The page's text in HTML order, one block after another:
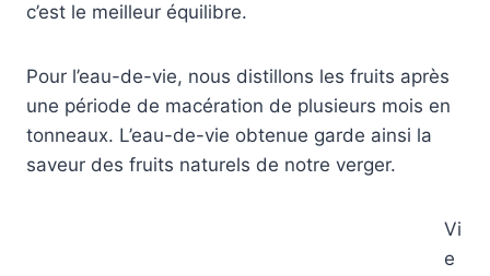
c’est le meilleur équilibre.
Pour l’eau-de-vie, nous distillons les fruits après
une période de macération de plusieurs mois en
tonneaux. L’eau-de-vie obtenue garde ainsi la
saveur des fruits naturels de notre verger.
Vi
e